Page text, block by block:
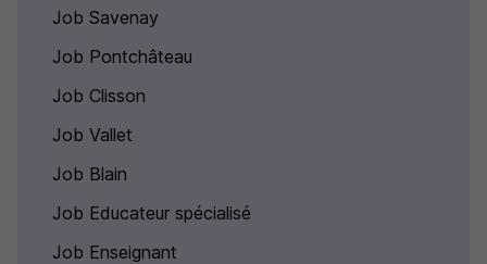
Job Savenay
Job Pontchâteau
Job Clisson
Job Vallet
Job Blain
Job Educateur spécialisé
Job Enseignant